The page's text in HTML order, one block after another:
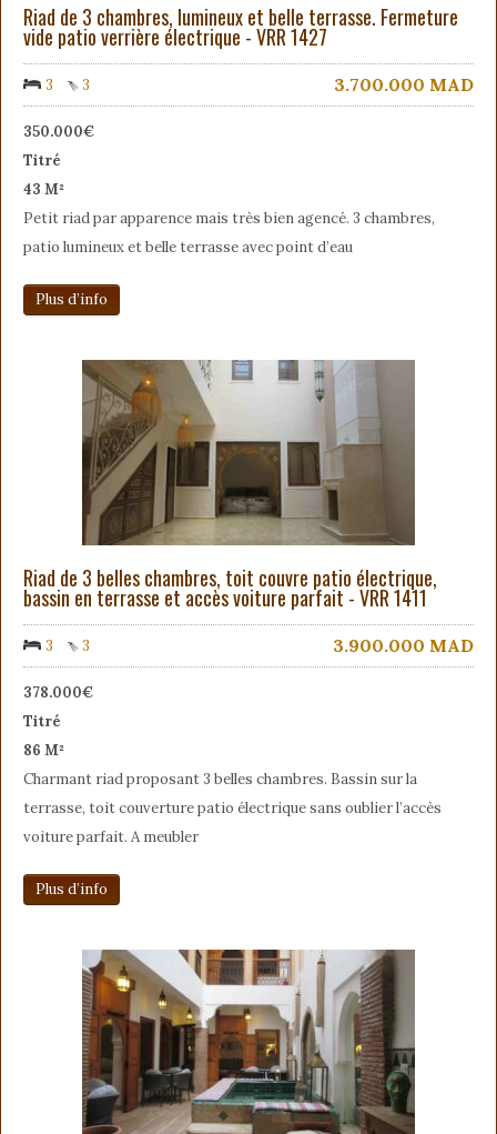
Riad de 3 chambres, lumineux et belle terrasse. Fermeture
vide patio verrière électrique - VRR 1427
3 3 3.700.000 MAD
350.000€
Titré
43 M²
Petit riad par apparence mais très bien agencé. 3 chambres,
patio lumineux et belle terrasse avec point d’eau
Plus d’info
Riad de 3 belles chambres, toit couvre patio électrique,
bassin en terrasse et accès voiture parfait - VRR 1411
3 3 3.900.000 MAD
378.000€
Titré
86 M²
Charmant riad proposant 3 belles chambres. Bassin sur la
terrasse, toit couverture patio électrique sans oublier l’accès
voiture parfait. A meubler
Plus d’info